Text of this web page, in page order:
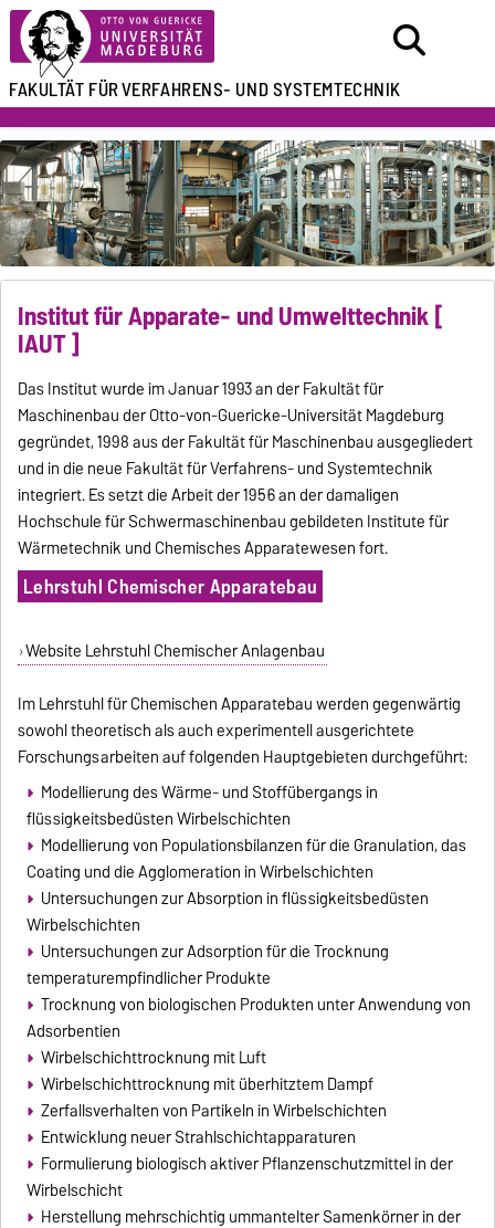
FAKULTÄT FÜRVERFAHRENS- UND SYSTEMTECHNIK
Institut für Apparate- und Umwelttechnik [
IAUT ]
Das Institut wurde im Januar 1993 an der Fakultät für
Maschinenbau der Otto-von-Guericke-Universität Magdeburg
gegründet, 1998 aus der Fakultät für Maschinenbau ausgegliedert
und in die neue Fakultät für Verfahrens- und Systemtechnik
integriert. Es setzt die Arbeit der 1956 an der damaligen
Hochschule für Schwermaschinenbau gebildeten Institute für
Wärmetechnik und Chemisches Apparatewesen fort.
Lehrstuhl Chemischer Apparatebau
Website Lehrstuhl Chemischer Anlagenbau
Im Lehrstuhl für Chemischen Apparatebau werden gegenwärtig
sowohl theoretisch als auch experimentell ausgerichtete
Forschungsarbeiten auf folgenden Hauptgebieten durchgeführt:
Modellierung des Wärme- und Stoffübergangs in
flüssigkeitsbedüsten Wirbelschichten
Modellierung von Populationsbilanzen für die Granulation, das
Coating und die Agglomeration in Wirbelschichten
Untersuchungen zur Absorption in flüssigkeitsbedüsten
Wirbelschichten
Untersuchungen zur Adsorption für die Trocknung
temperaturempfindlicher Produkte
Trocknung von biologischen Produkten unter Anwendung von
Adsorbentien
Wirbelschichttrocknung mit Luft
Wirbelschichttrocknung mit überhitztem Dampf
Zerfallsverhalten von Partikeln in Wirbelschichten
Entwicklung neuer Strahlschichtapparaturen
Formulierung biologisch aktiver Pflanzenschutzmittel in der
Wirbelschicht
Herstellung mehrschichtig ummantelter Samenkörner in der